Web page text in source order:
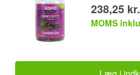
238,25 kr.
MOMS